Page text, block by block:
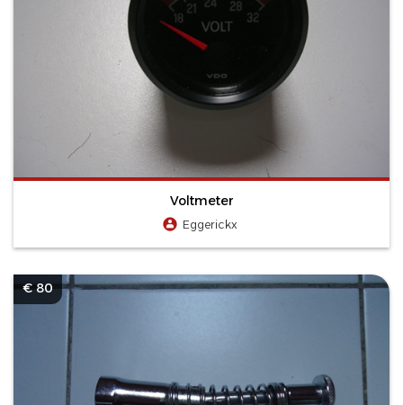
Voltmeter
Eggerickx
€ 80